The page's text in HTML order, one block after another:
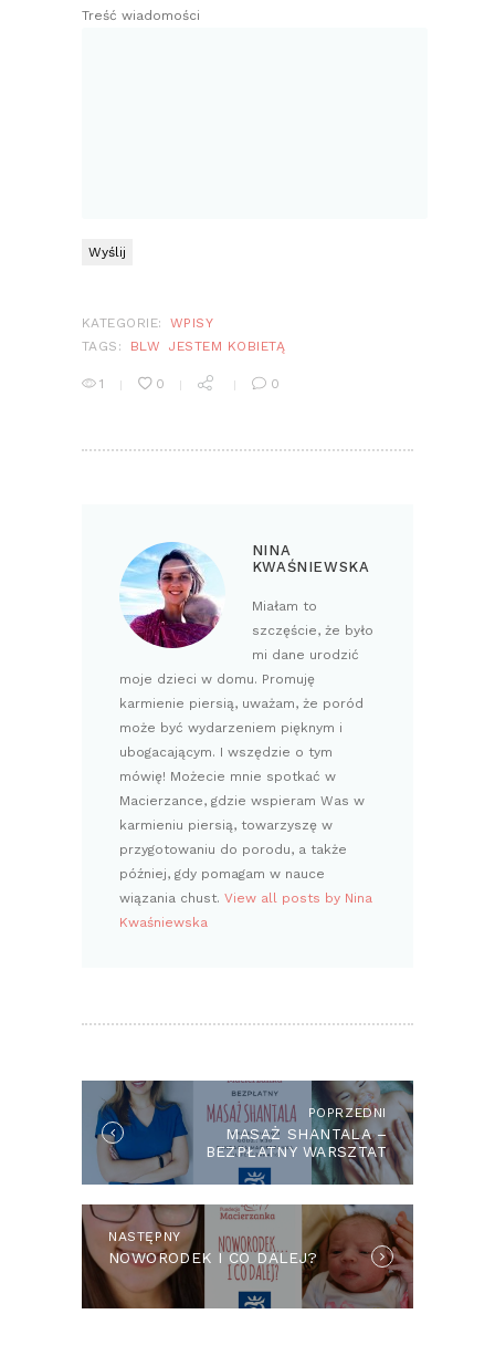
Treść wiadomości
KATEGORIE:
WPISY
TAGS:
BLW JESTEM KOBIETĄ
1 0 0
NINA
KWAŚNIEWSKA
Miałam to
szczęście, że było
mi dane urodzić
moje dzieci w domu. Promuję
karmienie piersią, uważam, że poród
może być wydarzeniem pięknym i
ubogacającym. I wszędzie o tym
mówię! Możecie mnie spotkać w
Macierzance, gdzie wspieram Was w
karmieniu piersią, towarzyszę w
przygotowaniu do porodu, a także
później, gdy pomagam w nauce
wiązania chust. View all posts by Nina
Kwaśniewska
POPRZEDNI
Previous
post:
MASAŻ SHANTALA –
BEZPŁATNY WARSZTAT
NASTĘPNY Next
post:
NOWORODEK I CO DALEJ?